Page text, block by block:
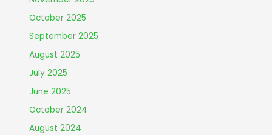
October 2025
September 2025
August 2025
July 2025
June 2025
October 2024
August 2024